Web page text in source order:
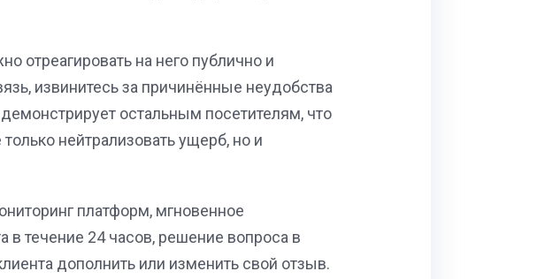
отреагировать на него публично и
извинитесь за причинённые неудобства
остальным посетителям, что
нейтрализовать ущерб, но и
платформ, мгновенное
в течение 24 часов, решение вопроса в
дополнить или изменить свой отзыв.